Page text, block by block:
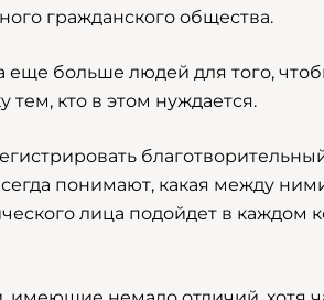
гражданского общества.
еще больше людей для того,
кто в этом нуждается.
понимают, какая между
лица подойдет в каждом